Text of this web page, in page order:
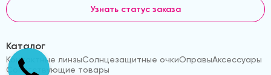
Узнать статус заказа
Каталог
Контактные линзыСолнцезащитные очкиОправыАксессуары
Сопутствующие товары